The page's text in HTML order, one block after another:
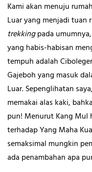
Kami akan menuju
Luar yang menjadi tuan
trekkingpada
yang habis-habisan
tempuh adalah
Gajeboh yang masuk
Luar. Sepenglihatan
memakai alas kaki,
pun! Menurut Kang Mul
terhadap Yang Maha
semaksimal mungkin
ada penambahan apa